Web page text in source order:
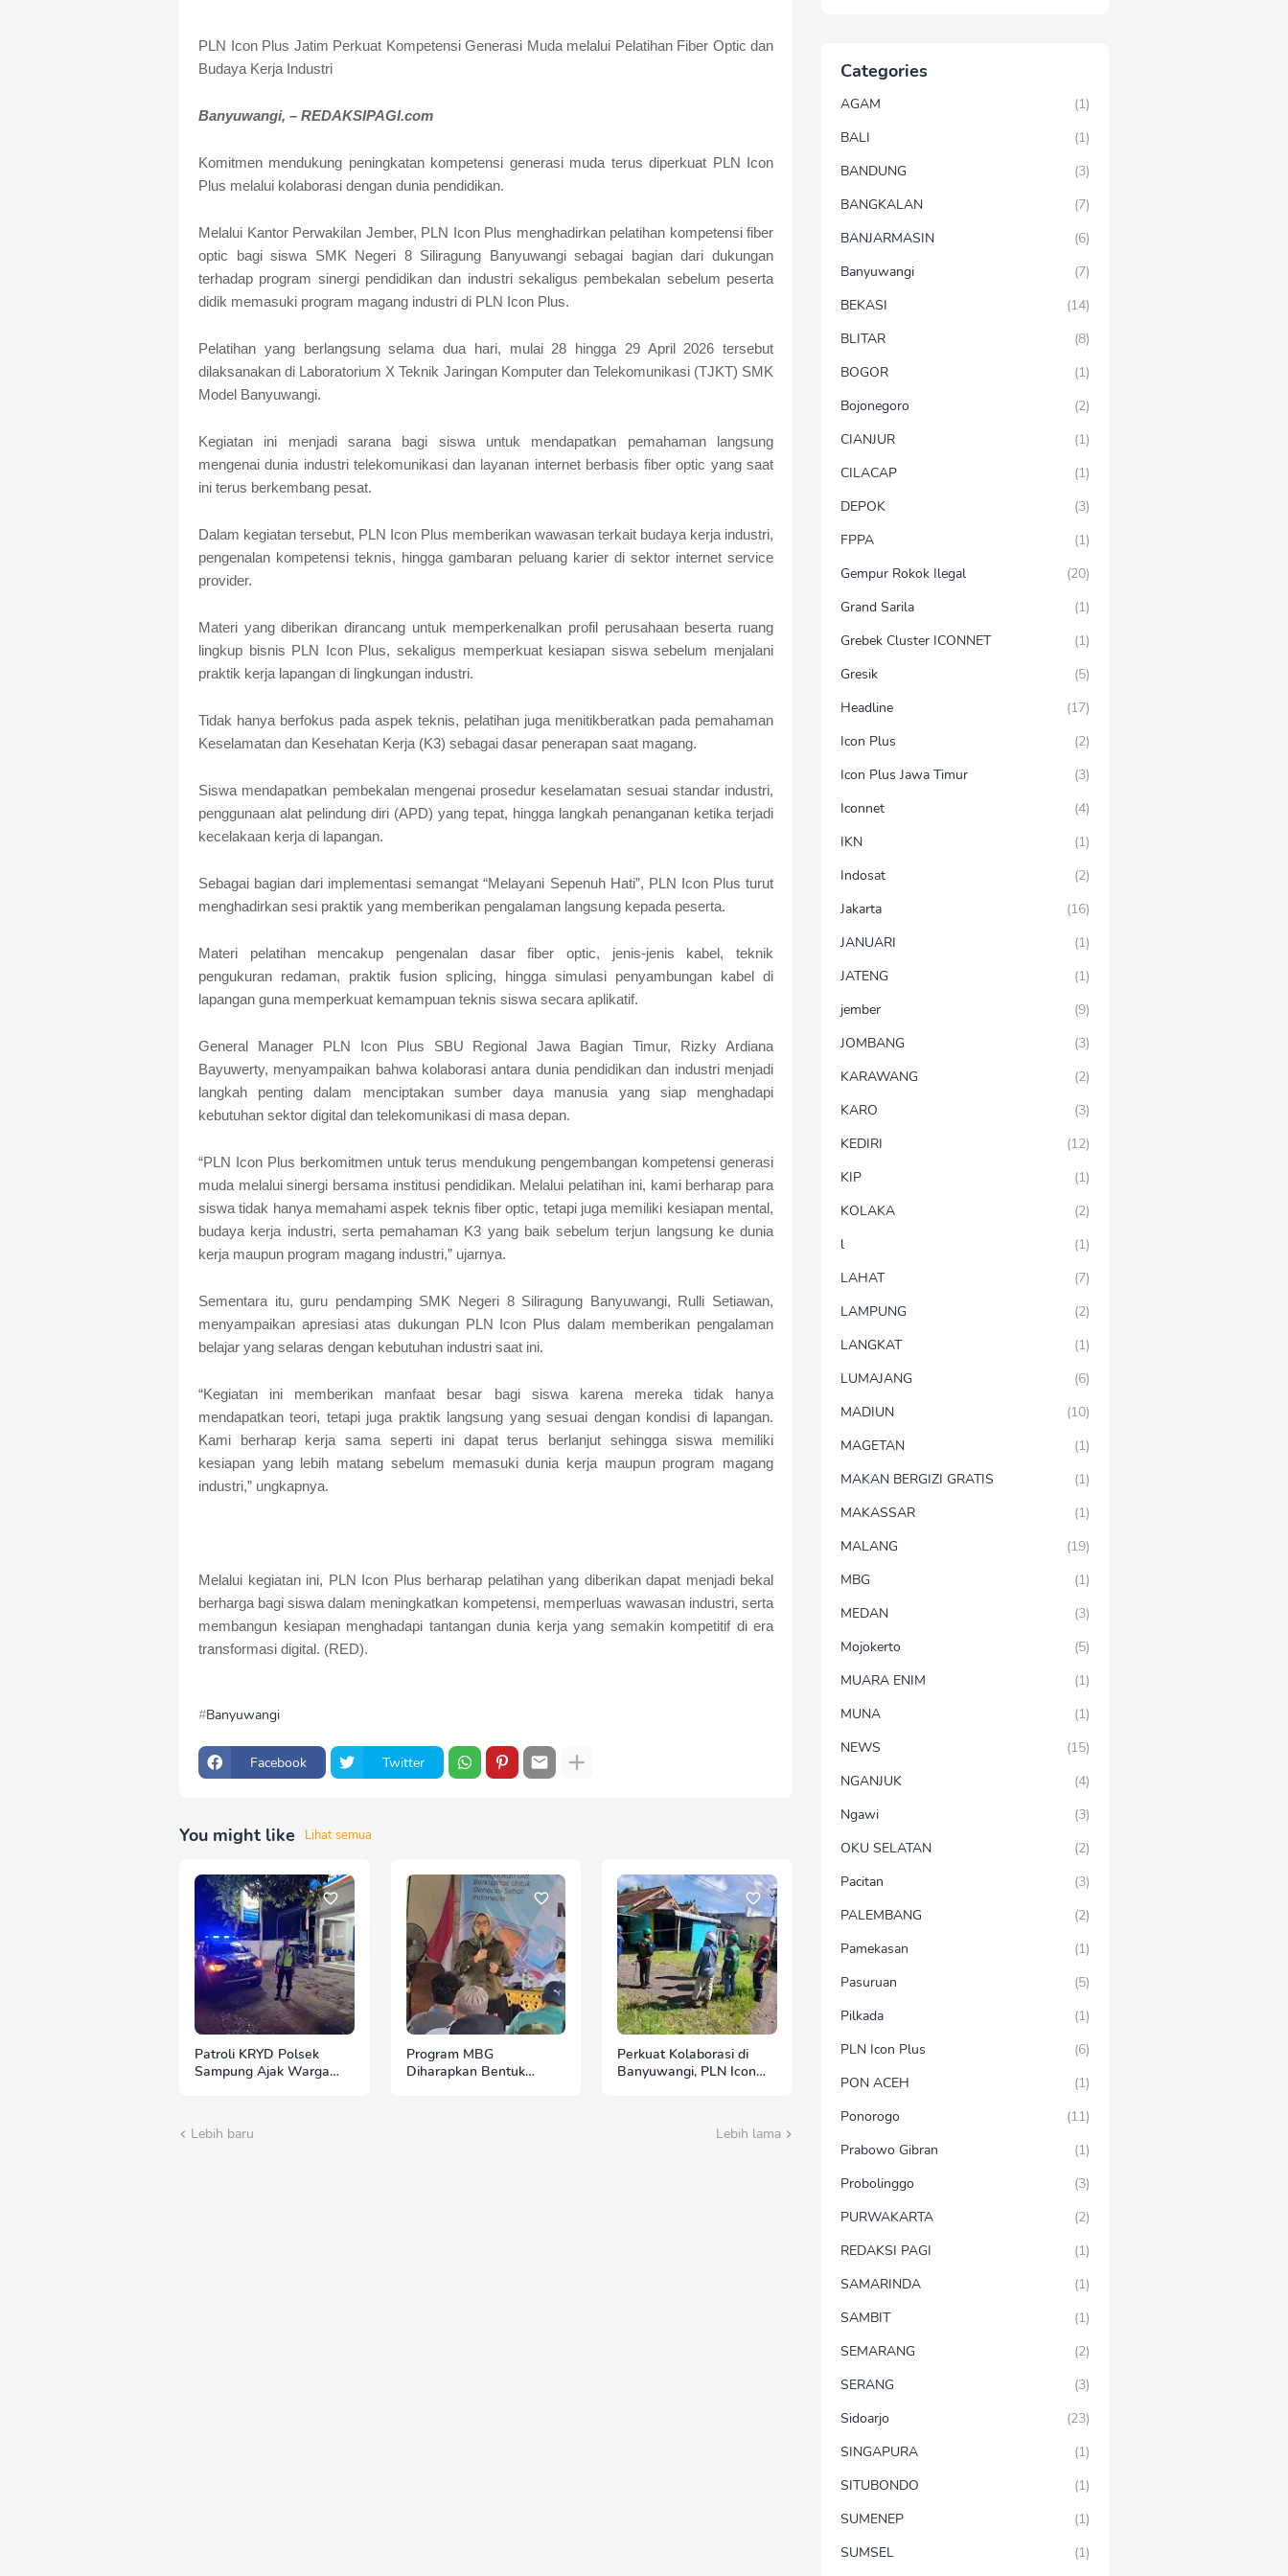
PLN Icon Plus Jatim Perkuat Kompetensi Generasi Muda melalui Pelatihan Fiber Optic dan
Budaya Kerja Industri
Banyuwangi, – REDAKSIPAGI.com
Komitmen mendukung peningkatan kompetensi generasi muda terus diperkuat PLN Icon
Plus melalui kolaborasi dengan dunia pendidikan.
Melalui Kantor Perwakilan Jember, PLN Icon Plus menghadirkan pelatihan kompetensi fiber
optic bagi siswa SMK Negeri 8 Siliragung Banyuwangi sebagai bagian dari dukungan
terhadap program sinergi pendidikan dan industri sekaligus pembekalan sebelum peserta
didik memasuki program magang industri di PLN Icon Plus.
Pelatihan yang berlangsung selama dua hari, mulai 28 hingga 29 April 2026 tersebut
dilaksanakan di Laboratorium X Teknik Jaringan Komputer dan Telekomunikasi (TJKT) SMK
Model Banyuwangi.
Kegiatan ini menjadi sarana bagi siswa untuk mendapatkan pemahaman langsung
mengenai dunia industri telekomunikasi dan layanan internet berbasis fiber optic yang saat
ini terus berkembang pesat.
Dalam kegiatan tersebut, PLN Icon Plus memberikan wawasan terkait budaya kerja industri,
pengenalan kompetensi teknis, hingga gambaran peluang karier di sektor internet service
provider.
Materi yang diberikan dirancang untuk memperkenalkan profil perusahaan beserta ruang
lingkup bisnis PLN Icon Plus, sekaligus memperkuat kesiapan siswa sebelum menjalani
praktik kerja lapangan di lingkungan industri.
Tidak hanya berfokus pada aspek teknis, pelatihan juga menitikberatkan pada pemahaman
Keselamatan dan Kesehatan Kerja (K3) sebagai dasar penerapan saat magang.
Siswa mendapatkan pembekalan mengenai prosedur keselamatan sesuai standar industri,
penggunaan alat pelindung diri (APD) yang tepat, hingga langkah penanganan ketika terjadi
kecelakaan kerja di lapangan.
Sebagai bagian dari implementasi semangat “Melayani Sepenuh Hati”, PLN Icon Plus turut
menghadirkan sesi praktik yang memberikan pengalaman langsung kepada peserta.
Materi pelatihan mencakup pengenalan dasar fiber optic, jenis-jenis kabel, teknik
pengukuran redaman, praktik fusion splicing, hingga simulasi penyambungan kabel di
lapangan guna memperkuat kemampuan teknis siswa secara aplikatif.
General Manager PLN Icon Plus SBU Regional Jawa Bagian Timur, Rizky Ardiana
Bayuwerty, menyampaikan bahwa kolaborasi antara dunia pendidikan dan industri menjadi
langkah penting dalam menciptakan sumber daya manusia yang siap menghadapi
kebutuhan sektor digital dan telekomunikasi di masa depan.
“PLN Icon Plus berkomitmen untuk terus mendukung pengembangan kompetensi generasi
muda melalui sinergi bersama institusi pendidikan. Melalui pelatihan ini, kami berharap para
siswa tidak hanya memahami aspek teknis fiber optic, tetapi juga memiliki kesiapan mental,
budaya kerja industri, serta pemahaman K3 yang baik sebelum terjun langsung ke dunia
kerja maupun program magang industri,” ujarnya.
Sementara itu, guru pendamping SMK Negeri 8 Siliragung Banyuwangi, Rulli Setiawan,
menyampaikan apresiasi atas dukungan PLN Icon Plus dalam memberikan pengalaman
belajar yang selaras dengan kebutuhan industri saat ini.
“Kegiatan ini memberikan manfaat besar bagi siswa karena mereka tidak hanya
mendapatkan teori, tetapi juga praktik langsung yang sesuai dengan kondisi di lapangan.
Kami berharap kerja sama seperti ini dapat terus berlanjut sehingga siswa memiliki
kesiapan yang lebih matang sebelum memasuki dunia kerja maupun program magang
industri,” ungkapnya.
Melalui kegiatan ini, PLN Icon Plus berharap pelatihan yang diberikan dapat menjadi bekal
berharga bagi siswa dalam meningkatkan kompetensi, memperluas wawasan industri, serta
membangun kesiapan menghadapi tantangan dunia kerja yang semakin kompetitif di era
transformasi digital. (RED).
Banyuwangi
Facebook Twitter
r
o
T
m
p
l
t
s
You might like Lihat semua
Patroli KRYD Polsek
Sampung Ajak Warga
Program MBG
Diharapkan Bentuk
Perkuat Kolaborasi di
Banyuwangi, PLN Icon
yang Tertib dan Andal
Lebih baru Lebih lama
Categories
AGAM
(1)
BALI
(1)
BANDUNG
(3)
BANGKALAN
(7)
BANJARMASIN
(6)
Banyuwangi
(7)
BEKASI
(14)
BLITAR
(8)
BOGOR
(1)
Bojonegoro
(2)
CIANJUR
(1)
CILACAP
(1)
DEPOK
(3)
FPPA
(1)
Gempur Rokok Ilegal
(20)
Grand Sarila
(1)
Grebek Cluster ICONNET
(1)
Gresik
(5)
Headline
(17)
Icon Plus
(2)
Icon Plus Jawa Timur
(3)
Iconnet
(4)
IKN
(1)
Indosat
(2)
Jakarta
(16)
JANUARI
(1)
JATENG
(1)
jember
(9)
JOMBANG
(3)
KARAWANG
(2)
KARO
(3)
KEDIRI
(12)
KIP
(1)
KOLAKA
(2)
l
(1)
LAHAT
(7)
LAMPUNG
(2)
LANGKAT
(1)
LUMAJANG
(6)
MADIUN
(10)
MAGETAN
(1)
MAKAN BERGIZI GRATIS
(1)
MAKASSAR
(1)
MALANG
(19)
MBG
(1)
MEDAN
(3)
Mojokerto
(5)
MUARA ENIM
(1)
MUNA
(1)
NEWS
(15)
NGANJUK
(4)
Ngawi
(3)
OKU SELATAN
(2)
Pacitan
(3)
PALEMBANG
(2)
Pamekasan
(1)
Pasuruan
(5)
Pilkada
(1)
PLN Icon Plus
(6)
PON ACEH
(1)
Ponorogo
(11)
Prabowo Gibran
(1)
Probolinggo
(3)
PURWAKARTA
(2)
REDAKSI PAGI
(1)
SAMARINDA
(1)
SAMBIT
(1)
SEMARANG
(2)
SERANG
(3)
Sidoarjo
(23)
SINGAPURA
(1)
SITUBONDO
(1)
SUMENEP
(1)
SUMSEL
(1)